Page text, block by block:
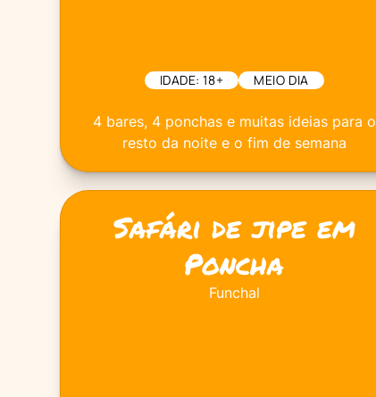
IDADE: 18+ MEIO DIA
4 bares, 4 ponchas e muitas ideias para o
resto da noite e o fim de semana
Safári de jipe em
Poncha
Funchal